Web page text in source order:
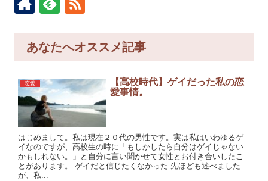
あなたへオススメ記事
恋愛
【高校時代】ゲイだった私の恋
愛事情。
はじめまして。私は現在２０代の男性です。実は私はいわゆるゲ
イなのですが、高校生の時に「もしかしたら自分はゲイじゃない
かもしれない。」と自分に言い聞かせて女性とお付き合いしたこ
とがあります。 ゲイだと信じたくなかった 先ほども述べました
が、私...